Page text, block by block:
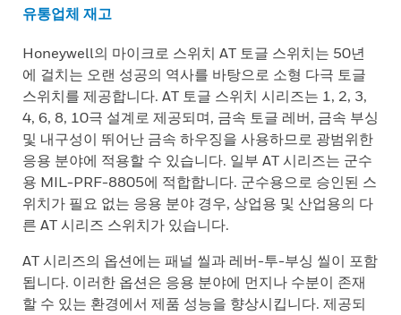
유통업체 재고
Honeywell의 마이크로 스위치 AT 토글 스위치는 50년
에 걸치는 오랜 성공의 역사를 바탕으로 소형 다극 토글
스위치를 제공합니다. AT 토글 스위치 시리즈는 1, 2, 3,
4, 6, 8, 10극 설계로 제공되며, 금속 토글 레버, 금속 부싱
및 내구성이 뛰어난 금속 하우징을 사용하므로 광범위한
응용 분야에 적용할 수 있습니다. 일부 AT 시리즈는 군수
용 MIL-PRF-8805에 적합합니다. 군수용으로 승인된 스
위치가 필요 없는 응용 분야 경우, 상업용 및 산업용의 다
른 AT 시리즈 스위치가 있습니다.
AT 시리즈의 옵션에는 패널 씰과 레버-투-부싱 씰이 포함
됩니다. 이러한 옵션은 응용 분야에 먼지나 수분이 존재
할 수 있는 환경에서 제품 성능을 향상시킵니다. 제공되